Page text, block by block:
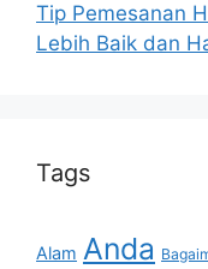
Tip Pemesanan
Lebih Baik dan
Tags
Alam Anda